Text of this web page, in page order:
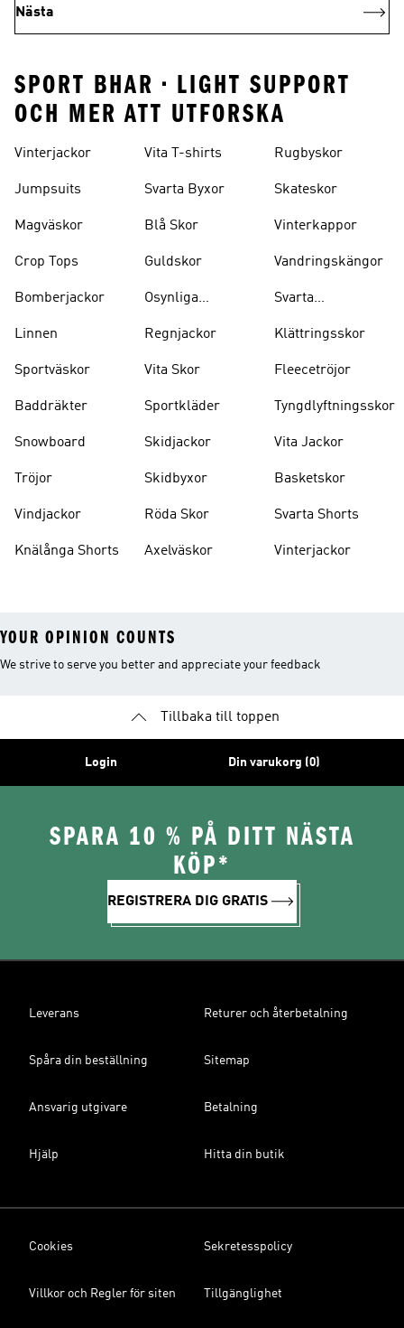
Nästa
SPORT BHAR • LIGHT SUPPORT
OCH MER ATT UTFORSKA
Vinterjackor
Jumpsuits
Magväskor
Crop Tops
Bomberjackor
Linnen
Sportväskor
Baddräkter
Snowboard
Tröjor
Vindjackor
Knälånga Shorts
Vita T-shirts
Svarta Byxor
Blå Skor
Guldskor
Osynliga
Regnjackor
Vita Skor
Sportkläder
Skidjackor
Skidbyxor
Röda Skor
Axelväskor
Rugbyskor
Skateskor
Vinterkappor
Vandringskängor
Svarta
Klättringsskor
Fleecetröjor
Tyngdlyftningsskor
Vita Jackor
Basketskor
Svarta Shorts
Vinterjackor
YOUR OPINION COUNTS
We strive to serve you better and appreciate your feedback
Tillbaka till toppen
Login Din varukorg (0)
SPARA 10 % PÅ DITT NÄSTA
KÖP*
REGISTRERA DIG GRATIS
Leverans Returer och återbetalning
Spåra din beställning Sitemap
Ansvarig utgivare Betalning
Hjälp Hitta din butik
Cookies Sekretesspolicy
Villkor och Regler för siten Tillgänglighet